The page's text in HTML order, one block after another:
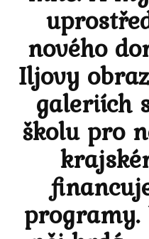
nového
Iljovy
galeriích
školu pro
programy.